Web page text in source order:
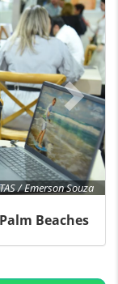
/ Emerson Souza
Beaches